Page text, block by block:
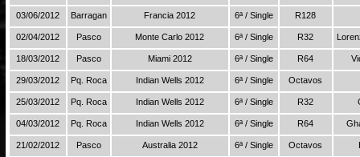
03/06/2012 Barragan Francia 2012 6ª / Single R128
02/04/2012 Pasco Monte Carlo 2012 6ª / Single R32
18/03/2012 Pasco Miami 2012 6ª / Single R64
29/03/2012 Pq. Roca Indian Wells 2012 6ª / Single Octavos
25/03/2012 Pq. Roca Indian Wells 2012 6ª / Single R32
04/03/2012 Pq. Roca Indian Wells 2012 6ª / Single R64
21/02/2012 Pasco Australia 2012 6ª / Single Octavos